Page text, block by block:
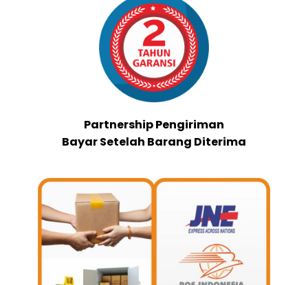
Partnership Pengiriman
Bayar Setelah Barang Diterima